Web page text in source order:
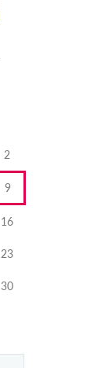
2
9
16
23
30